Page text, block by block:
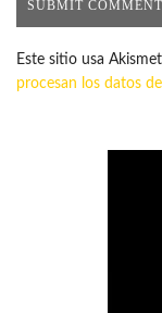
Este sitio usa
procesan los datos